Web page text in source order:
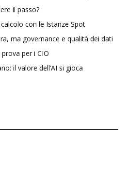
il passo?
con le Istanze Spot
ma governance e qualità dei dati
per i CIO
il valore dell’AI si gioca